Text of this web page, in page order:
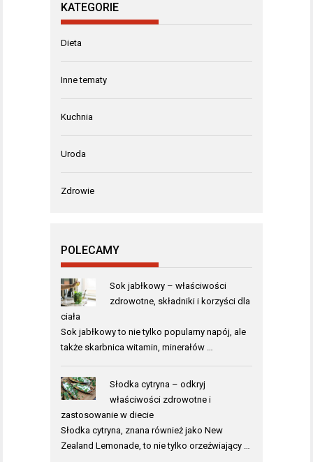
KATEGORIE
Dieta
Inne tematy
Kuchnia
Uroda
Zdrowie
POLECAMY
Sok jabłkowy – właściwości
zdrowotne, składniki i korzyści dla
ciała
Sok jabłkowy to nie tylko popularny napój, ale
także skarbnica witamin, minerałów …
Słodka cytryna – odkryj
właściwości zdrowotne i
zastosowanie w diecie
Słodka cytryna, znana również jako New
Zealand Lemonade, to nie tylko orzeźwiający …